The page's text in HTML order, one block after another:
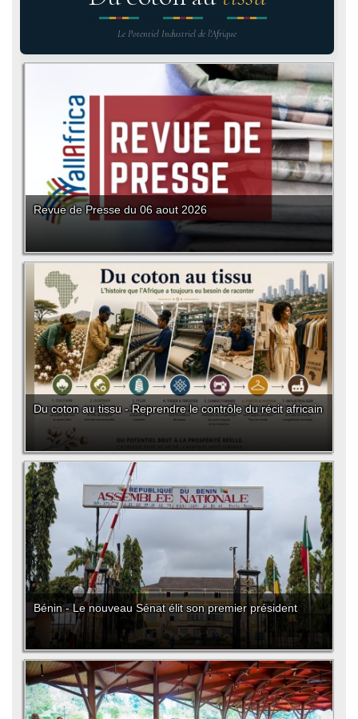
Le Potentiel Industriel de l'Afrique
Revue de Presse du 06 aout 2026
Du coton au tissu - Reprendre le contrôle du récit africain
Bénin - Le nouveau Sénat élit son premier président